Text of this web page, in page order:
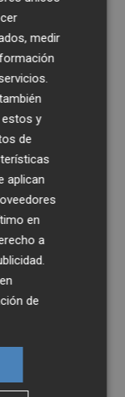
medir
estos y
de
aplican
en
a
.
de